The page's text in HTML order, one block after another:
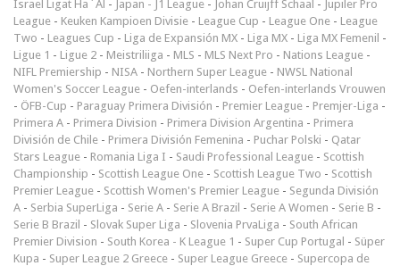
Israel Ligat Ha`Al - Japan - J1 League - Johan Cruijff Schaal - Jupiler Pro
League - Keuken Kampioen Divisie - League Cup - League One - League
Two - Leagues Cup - Liga de Expansión MX - Liga MX - Liga MX Femenil -
Ligue 1 - Ligue 2 - Meistriliiga - MLS - MLS Next Pro - Nations League -
NIFL Premiership - NISA - Northern Super League - NWSL National
Women's Soccer League - Oefen-interlands - Oefen-interlands Vrouwen
- ÖFB-Cup - Paraguay Primera División - Premier League - Premjer-Liga -
Primera A - Primera Division - Primera Division Argentina - Primera
División de Chile - Primera División Femenina - Puchar Polski - Qatar
Stars League - Romania Liga I - Saudi Professional League - Scottish
Championship - Scottish League One - Scottish League Two - Scottish
Premier League - Scottish Women's Premier League - Segunda División
A - Serbia SuperLiga - Serie A - Serie A Brazil - Serie A Women - Serie B -
Serie B Brazil - Slovak Super Liga - Slovenia PrvaLiga - South African
Premier Division - South Korea - K League 1 - Super Cup Portugal - Süper
Kupa - Super League 2 Greece - Super League Greece - Supercopa de